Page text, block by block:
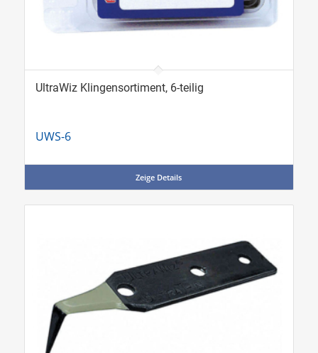
UltraWiz Klingensortiment, 6-teilig
UWS-6
Zeige Details